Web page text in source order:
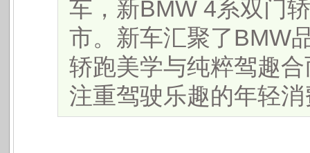
车，新BMW 4系双门
市。新车汇聚了BMW
轿跑美学与纯粹驾趣
注重驾驶乐趣的年轻